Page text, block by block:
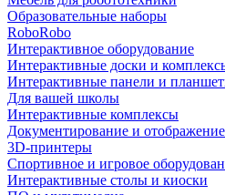
Образовательные наборы
RoboRobo
Интерактивное оборудование
Интерактивные доски и
Интерактивные панели и
Для вашей школы
Интерактивные комплексы
Документирование и
3D-принтеры
Спортивное и игровое
Интерактивные столы и киоски